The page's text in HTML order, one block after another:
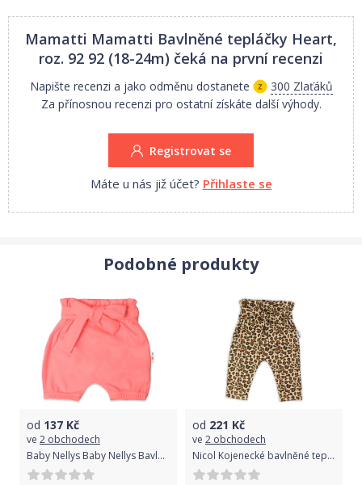
Vel.68 délka - 39 cm.
Vel.74 délka - 41 cm.
Vel.80 délka - 43 cm.
Vel.86 délka - 45 cm.
Vel.92 délka - 47 cm.
Rozměry se mohou minimálně lišit +- 0,5 cm-1,5 cm.
Mamatti Mamatti Bavlněné tepláčky Heart,
roz. 92 92 (18-24m) čeká na první recenzi
Napište recenzi a jako odměnu dostanete
300 Zlaťáků
Za přínosnou recenzi pro ostatní získáte další výhody.
Registrovat se
Máte u nás již účet? Přihlaste se
Podobné produkty
od 137 Kč
ve 2 obchodech
Baby Nellys Baby Nellys Bavlněné kraťasy s ozdobným páskem - lososové 62-68 (3-6m)
od 221 Kč
ve 2 obchodech
Nicol Kojenecké bavlněné tepláčky Nicol Mia Hnědá 62 (3-6m)